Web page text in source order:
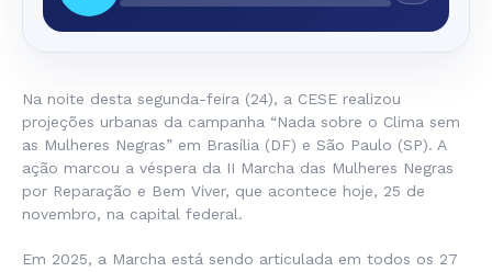
Na noite desta segunda-feira (24), a CESE realizou
projeções urbanas da campanha “Nada sobre o Clima sem
as Mulheres Negras” em Brasília (DF) e São Paulo (SP). A
ação marcou a véspera da II Marcha das Mulheres Negras
por Reparação e Bem Viver, que acontece hoje, 25 de
novembro, na capital federal.
Em 2025, a Marcha está sendo articulada em todos os 27